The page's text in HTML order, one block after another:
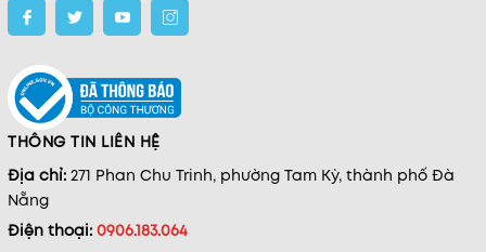
THÔNG TIN LIÊN HỆ
Địa chỉ: 271 Phan Chu Trinh, phường Tam Kỳ, thành phố Đà
Nẵng
Điện thoại: 0906.183.064